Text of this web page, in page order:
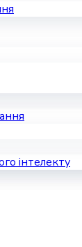
інтелекту